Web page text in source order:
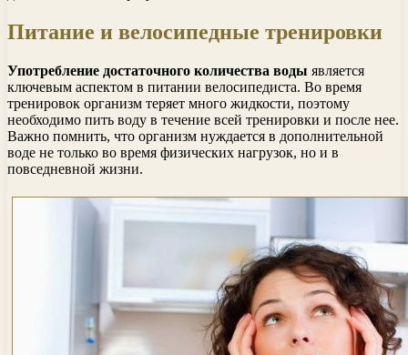
Питание и велосипедные тренировки
Употребление достаточного количества воды является
ключевым аспектом в питании велосипедиста. Во время
тренировок организм теряет много жидкости, поэтому
необходимо пить воду в течение всей тренировки и после нее.
Важно помнить, что организм нуждается в дополнительной
воде не только во время физических нагрузок, но и в
повседневной жизни.